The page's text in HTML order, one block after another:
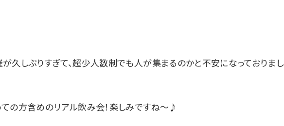
久しぶりすぎて、超少人数制でも人が集まるのかと不安になっておりまし
の方含めのリアル飲み会！楽しみですね〜♪